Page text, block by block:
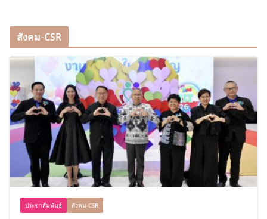
สังคม-CSR
ประชาสัมพันธ์ สังคม-CSR